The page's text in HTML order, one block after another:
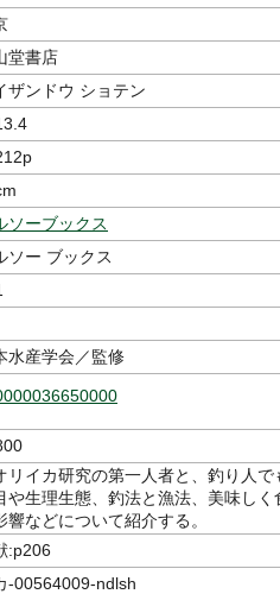
堂書店
ザンドウ ショテン
ソーブックス
ソー ブックス
水産学会／監修
リイカ研究の第一人者と、釣り人
や生理生態、釣法と漁法、美味し
響などについて紹介する。
:p206
-00564009-ndlsh